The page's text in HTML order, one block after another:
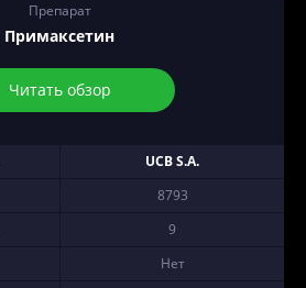
Препарат
Примаксетин
Читать обзор
UCB S.A.
8793
9
Нет